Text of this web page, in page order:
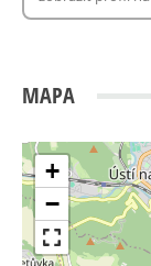
MAPA
+
−